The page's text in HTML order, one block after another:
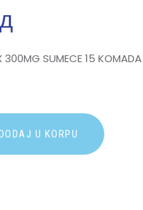
300MG SUMECE 15 KOMADA
U KORPU
l